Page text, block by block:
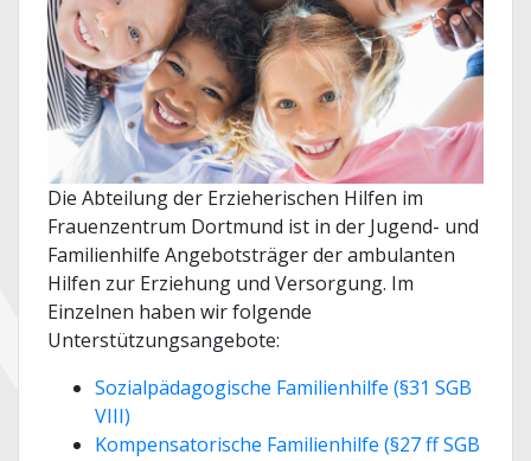
Die Abteilung der Erzieherischen Hilfen im
Frauenzentrum Dortmund ist in der Jugend- und
Familienhilfe Angebotsträger der ambulanten
Hilfen zur Erziehung und Versorgung. Im
Einzelnen haben wir folgende
Unterstützungsangebote:
Sozialpädagogische Familienhilfe (§31 SGB
VIII)
Kompensatorische Familienhilfe (§27 ff SGB